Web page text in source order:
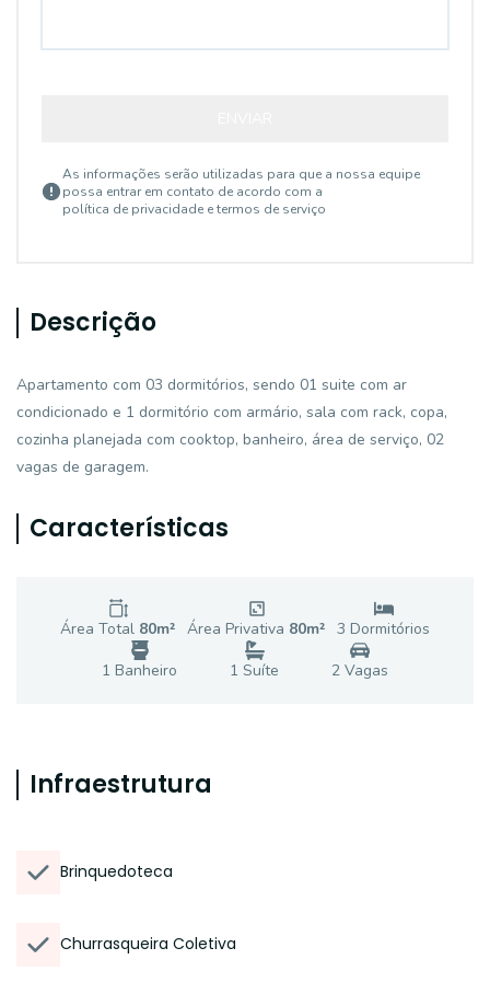
As informações serão utilizadas para que a nossa equipe
possa entrar em contato de acordo com a
política de privacidade e termos de serviço
Descrição
Apartamento com 03 dormitórios, sendo 01 suite com ar
condicionado e 1 dormitório com armário, sala com rack, copa,
cozinha planejada com cooktop, banheiro, área de serviço, 02
vagas de garagem.
Características
Área Total 80m² Área Privativa 80m² 3 Dormitórios
1 Banheiro 1 Suíte 2 Vagas
Infraestrutura
Brinquedoteca
Churrasqueira Coletiva